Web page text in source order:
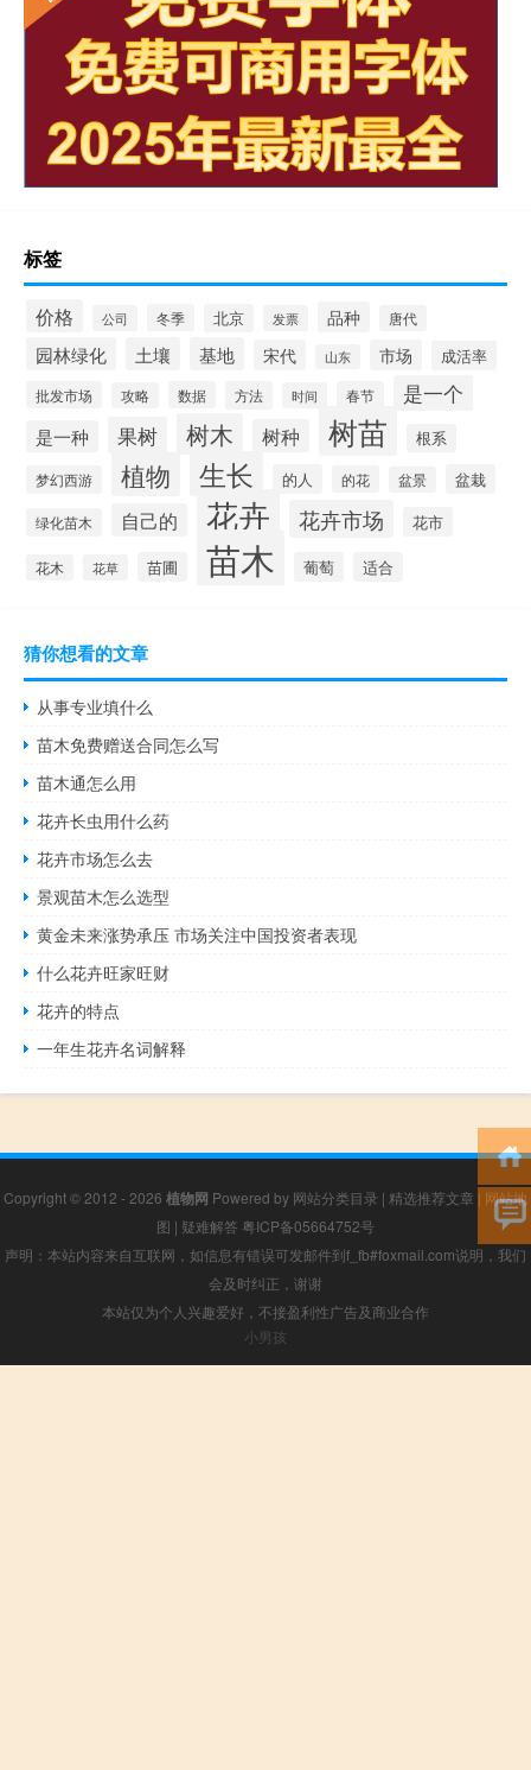
标签
价格 公司 冬季 北京 发票 品种 唐代
园林绿化 土壤 基地 宋代 山东 市场 成活率
批发市场 攻略 数据 方法 时间 春节 是一个
是一种 果树 树木 树种 树苗
根系
梦幻西游
植物 生长 的人 的花 盆景 盆栽
绿化苗木 自己的 花卉 花卉市场 花市
花木 花草 苗圃 苗木 葡萄 适合
猜你想看的文章
从事专业填什么
苗木免费赠送合同怎么写
苗木通怎么用
花卉长虫用什么药
花卉市场怎么去
景观苗木怎么选型
黄金未来涨势承压 市场关注中国投资者表现
什么花卉旺家旺财
花卉的特点
一年生花卉名词解释
Copyright © 2012 - 2026 植物网 Powered by 网站分类目录 | 精选推荐文章 | 网站地
图 | 疑难解答 粤ICP备05664752号
声明：本站内容来自互联网，如信息有错误可发邮件到f_fb#foxmail.com说明，我们
会及时纠正，谢谢
本站仅为个人兴趣爱好，不接盈利性广告及商业合作
小男孩